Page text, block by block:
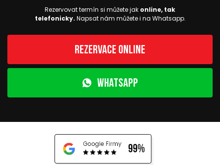
Rezervovat termín si můžete jak online, tak
telefonicky. Napsat nám můžete i na Whatsapp.
Rezervace online
WhatsApp